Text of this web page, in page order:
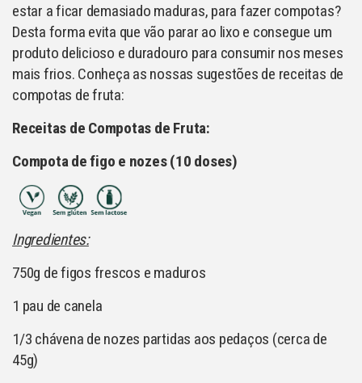
estar a ficar demasiado maduras, para fazer compotas?
Desta forma evita que vão parar ao lixo e consegue um
produto delicioso e duradouro para consumir nos meses
mais frios. Conheça as nossas sugestões de receitas de
compotas de fruta:
Receitas de Compotas de Fruta:
Compota de figo e nozes (10 doses)
Ingredientes:
750g de figos frescos e maduros
1 pau de canela
1/3 chávena de nozes partidas aos pedaços (cerca de
45g)